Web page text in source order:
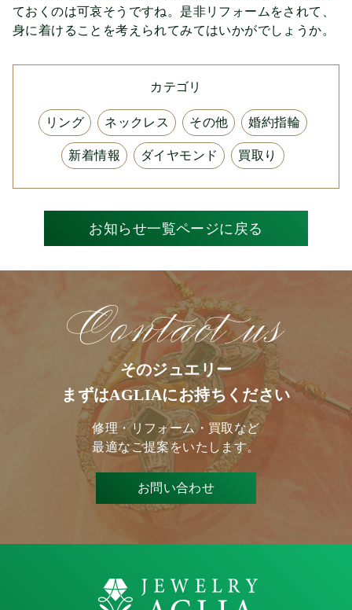
ておくのは可哀そうですね。是非リフォームをされて、
身に着けることを考えられてみてはいかがでしょうか。
カテゴリ
リング ネックレス その他 婚約指輪
新着情報 ダイヤモンド 買取り
お知らせ一覧ページに戻る
そのジュエリー
まずはAGLIAにお持ちください
修理・リフォーム・買取など
最適なご提案をいたします。
お問い合わせ